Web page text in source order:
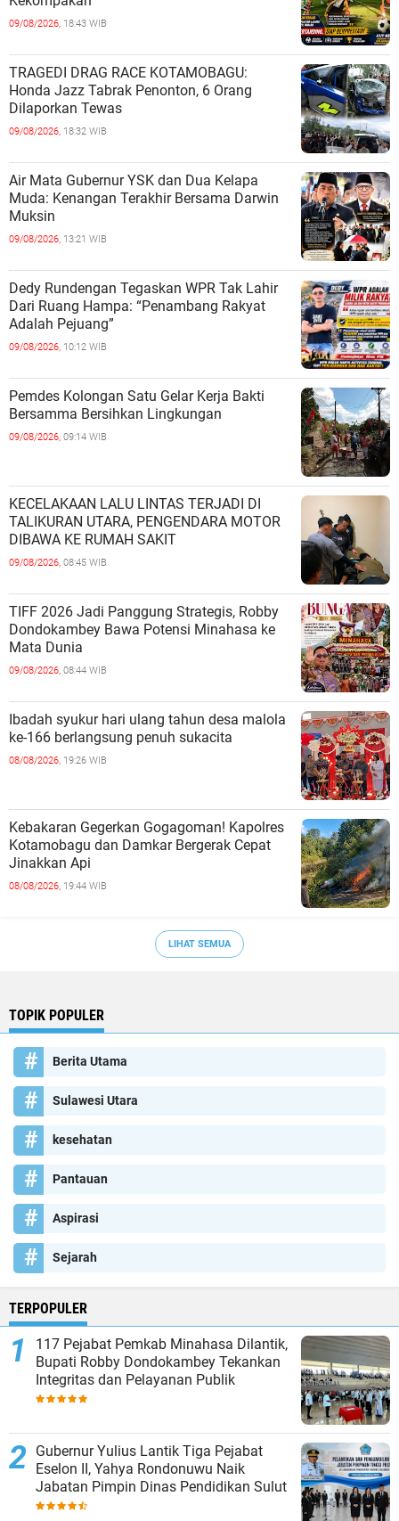
09/08/2026, 18:43 WIB
TRAGEDI DRAG RACE KOTAMOBAGU:
Honda Jazz Tabrak Penonton, 6 Orang
Dilaporkan Tewas
09/08/2026, 18:32 WIB
Air Mata Gubernur YSK dan Dua Kelapa
Muda: Kenangan Terakhir Bersama Darwin
Muksin
09/08/2026, 13:21 WIB
Dedy Rundengan Tegaskan WPR Tak Lahir
Dari Ruang Hampa: “Penambang Rakyat
Adalah Pejuang”
09/08/2026, 10:12 WIB
Pemdes Kolongan Satu Gelar Kerja Bakti
Bersamma Bersihkan Lingkungan
09/08/2026, 09:14 WIB
KECELAKAAN LALU LINTAS TERJADI DI
TALIKURAN UTARA, PENGENDARA MOTOR
DIBAWA KE RUMAH SAKIT
09/08/2026, 08:45 WIB
TIFF 2026 Jadi Panggung Strategis, Robby
Dondokambey Bawa Potensi Minahasa ke
Mata Dunia
09/08/2026, 08:44 WIB
Ibadah syukur hari ulang tahun desa malola
ke-166 berlangsung penuh sukacita
08/08/2026, 19:26 WIB
Kebakaran Gegerkan Gogagoman! Kapolres
Kotamobagu dan Damkar Bergerak Cepat
Jinakkan Api
08/08/2026, 19:44 WIB
LIHAT SEMUA
TOPIK POPULER
Berita Utama
Sulawesi Utara
kesehatan
Pantauan
Aspirasi
Sejarah
TERPOPULER
117 Pejabat Pemkab Minahasa Dilantik,
Bupati Robby Dondokambey Tekankan
Integritas dan Pelayanan Publik
Gubernur Yulius Lantik Tiga Pejabat
Eselon II, Yahya Rondonuwu Naik
Jabatan Pimpin Dinas Pendidikan Sulut